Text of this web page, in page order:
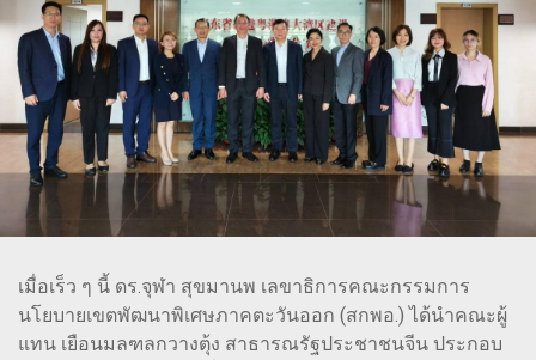
เมื่อเร็ว ๆ นี้ ดร.จุฬา สุขมานพ เลขาธิการคณะกรรมการ
นโยบายเขตพัฒนาพิเศษภาคตะวันออก (สกพอ.) ได้นำคณะผู้
แทน เยือนมลฑลกวางตุ้ง สาธารณรัฐประชาชนจีน ประกอบ